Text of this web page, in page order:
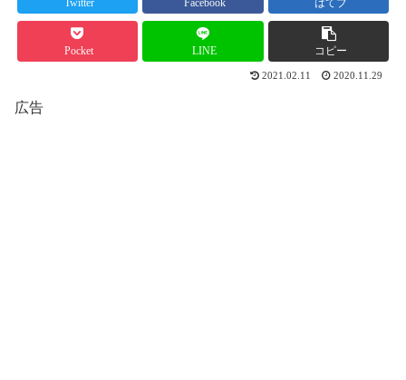
Twitter Facebook はてブ
Pocket LINE コピー
2021.02.11 2020.11.29
広告